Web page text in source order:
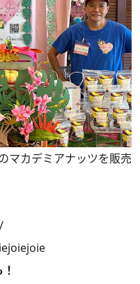
マカデミアナッツを販売